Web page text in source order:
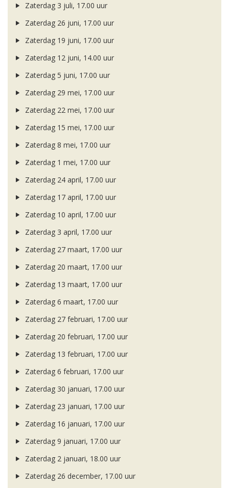
Zaterdag 3 juli, 17.00 uur
Zaterdag 26 juni, 17.00 uur
Zaterdag 19 juni, 17.00 uur
Zaterdag 12 juni, 14.00 uur
Zaterdag 5 juni, 17.00 uur
Zaterdag 29 mei, 17.00 uur
Zaterdag 22 mei, 17.00 uur
Zaterdag 15 mei, 17.00 uur
Zaterdag 8 mei, 17.00 uur
Zaterdag 1 mei, 17.00 uur
Zaterdag 24 april, 17.00 uur
Zaterdag 17 april, 17.00 uur
Zaterdag 10 april, 17.00 uur
Zaterdag 3 april, 17.00 uur
Zaterdag 27 maart, 17.00 uur
Zaterdag 20 maart, 17.00 uur
Zaterdag 13 maart, 17.00 uur
Zaterdag 6 maart, 17.00 uur
Zaterdag 27 februari, 17.00 uur
Zaterdag 20 februari, 17.00 uur
Zaterdag 13 februari, 17.00 uur
Zaterdag 6 februari, 17.00 uur
Zaterdag 30 januari, 17.00 uur
Zaterdag 23 januari, 17.00 uur
Zaterdag 16 januari, 17.00 uur
Zaterdag 9 januari, 17.00 uur
Zaterdag 2 januari, 18.00 uur
Zaterdag 26 december, 17.00 uur